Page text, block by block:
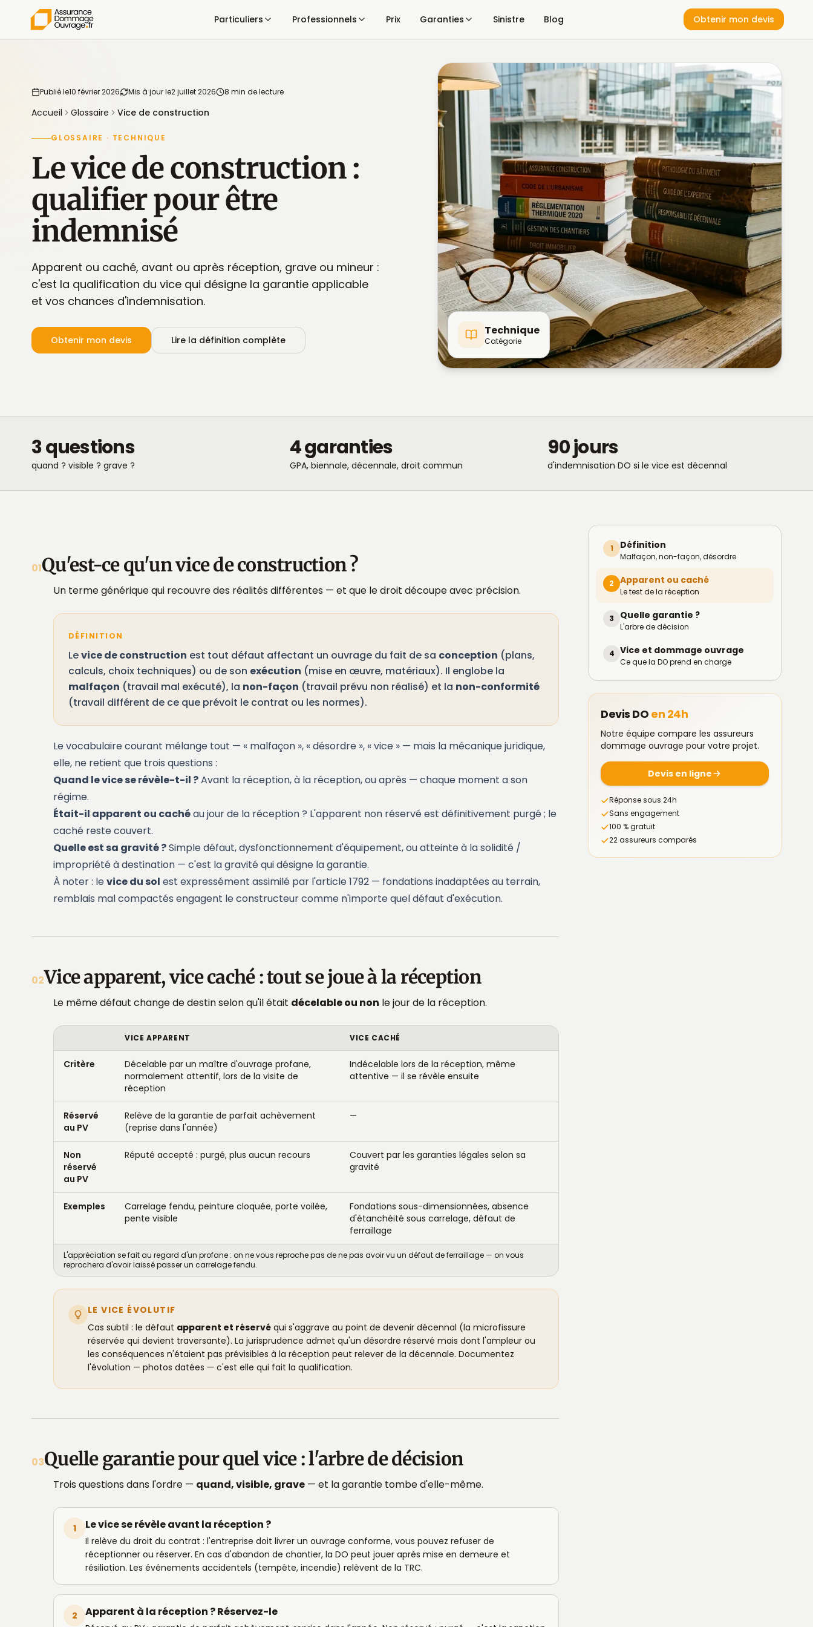
Particuliers Professionnels Prix Garanties Sinistre Blog Obtenir mon devis
Publié le10 février 2026 Mis à jour le2 juillet 2026 8 min de lecture
Accueil Glossaire Vice de construction
GLOSSAIRE · TECHNIQUE
Le vice de construction :
qualifier pour être
indemnisé
Apparent ou caché, avant ou après réception, grave ou mineur :
c'est la qualification du vice qui désigne la garantie applicable
et vos chances d'indemnisation.
Obtenir mon devis Lire la définition complète
Technique
Catégorie
3 questions
quand ? visible ? grave ?
4 garanties
GPA, biennale, décennale, droit commun
90 jours
d'indemnisation DO si le vice est décennal
01Qu'est-ce qu'un vice de construction ?
Un terme générique qui recouvre des réalités différentes — et que le droit découpe avec précision.
DÉFINITION
Levice de construction est tout défaut affectant un ouvrage du fait de sa conception (plans,
calculs, choix techniques) ou de son exécution (mise en œuvre, matériaux). Il englobe la
malfaçon (travail mal exécuté), la non-façon (travail prévu non réalisé) et la non-conformité
(travail différent de ce que prévoit le contrat ou les normes).
Le vocabulaire courant mélange tout — « malfaçon », « désordre », « vice » — mais la mécanique juridique,
elle, ne retient que trois questions :
Quand le vice se révèle-t-il ?Avant la réception, à la réception, ou après — chaque moment a son
régime.
Était-il apparent ou cachéau jour de la réception ? L'apparent non réservé est définitivement purgé ; le
caché reste couvert.
Quelle est sa gravité ?Simple défaut, dysfonctionnement d'équipement, ou atteinte à la solidité /
impropriété à destination — c'est la gravité qui désigne la garantie.
À noter : levice du sol est expressément assimilé par l'article 1792 — fondations inadaptées au terrain,
remblais mal compactés engagent le constructeur comme n'importe quel défaut d'exécution.
02Vice apparent, vice caché : tout se joue à la réception
Le même défaut change de destin selon qu'il était décelable ou non le jour de la réception.
VICE APPARENT VICE CACHÉ
Critère
Décelable par un maître d'ouvrage profane,
normalement attentif, lors de la visite de
réception
Indécelable lors de la réception, même
attentive — il se révèle ensuite
Réservé
au PV
Relève de la garantie de parfait achèvement
(reprise dans l'année)
—
Non
réservé
au PV
Réputé accepté : purgé, plus aucun recours
Couvert par les garanties légales selon sa
gravité
Exemples
Carrelage fendu, peinture cloquée, porte voilée,
pente visible
Fondations sous-dimensionnées, absence
d'étanchéité sous carrelage, défaut de
ferraillage
L'appréciation se fait au regard d'un profane : on ne vous reproche pas de ne pas avoir vu un défaut de ferraillage — on vous
reprochera d'avoir laissé passer un carrelage fendu.
LE VICE ÉVOLUTIF
Cas subtil : le défaut apparent et réservé qui s'aggrave au point de devenir décennal (la microfissure
réservée qui devient traversante). La jurisprudence admet qu'un désordre réservé mais dont l'ampleur ou
les conséquences n'étaient pas prévisibles à la réception peut relever de la décennale. Documentez
l'évolution — photos datées — c'est elle qui fait la qualification.
03Quelle garantie pour quel vice : l'arbre de décision
Trois questions dans l'ordre — quand, visible, grave — et la garantie tombe d'elle-même.
1 Le vice se révèle avant la réception ?
Il relève du droit du contrat : l'entreprise doit livrer un ouvrage conforme, vous pouvez refuser de
réceptionner ou réserver. En cas d'abandon de chantier, la DO peut jouer après mise en demeure et
résiliation. Les événements accidentels (tempête, incendie) relèvent de la TRC.
2 Apparent à la réception ? Réservez-le
1 Définition
Malfaçon, non-façon, désordre
2 Apparent ou caché
Le test de la réception
3 Quelle garantie ?
L'arbre de décision
4 Vice et dommage ouvrage
Ce que la DO prend en charge
Devis DO en 24h
Notre équipe compare les assureurs
dommage ouvrage pour votre projet.
Devis en ligne
Réponse sous 24h
Sans engagement
100 % gratuit
22 assureurs comparés